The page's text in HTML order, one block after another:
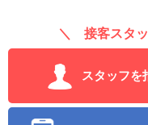
＼ 接客スタ
スタッフを